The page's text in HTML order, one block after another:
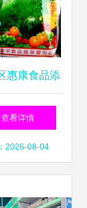
惠康食品添
营部 以诚信
守护舌尖上
查看详情
2026-08-04